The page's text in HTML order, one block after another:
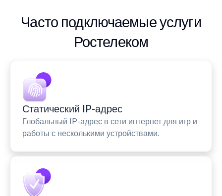
Часто подключаемые услуги
Ростелеком
Статический IP-адрес
Глобальный IP-адрес в сети интернет для игр и
работы с несколькими устройствами.